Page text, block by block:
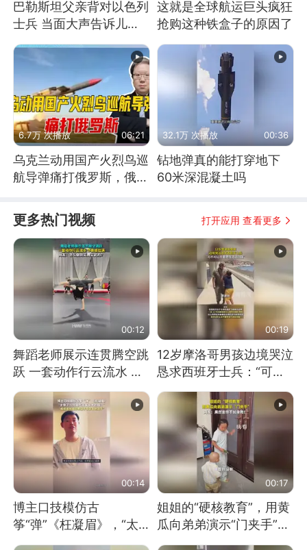
巴勒斯坦父亲背对以色列
士兵 当面大声告诉儿
这就是全球航运巨头疯狂
抢购这种铁盒子的原因了
6.7万 次播放 06:21
乌克兰动用国产火烈鸟巡
航导弹痛打俄罗斯，俄军
32.1万 次播放 00:36
钻地弹真的能打穿地下
60米深混凝土吗
更多热门视频 打开应用 查看更多
00:12
舞蹈老师展示连贯腾空跳
跃 一套动作行云流水 节
奏感拉满 网友：怎么做
到又舞又武的？
00:19
12岁摩洛哥男孩边境哭泣
恳求西班牙士兵：“可不
可以不要把我遣返回国”
00:14
博主口技模仿古
筝“弹”《枉凝眉》，“太
像了～你是吃古筝长大的
00:17
姐姐的“硬核教育”，用黄
瓜向弟弟演示“门夹手”，
网友：果然言传不如身